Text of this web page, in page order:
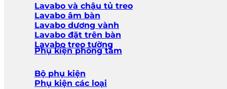
Lavabo và chậu tủ treo
Lavabo âm bàn
Lavabo dương vành
Lavabo đặt trên bàn
Lavabo treo tường
Phụ kiện phòng tắm
Bộ phụ kiện
Phụ kiện các loại